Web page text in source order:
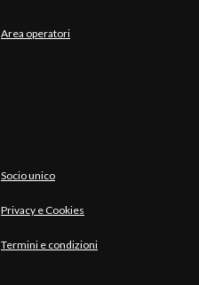
Area operatori
Socio unico
Privacy e Cookies
Termini e condizioni